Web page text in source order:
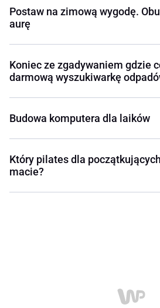
Postaw na zimową wygodę.
aurę
Koniec ze zgadywaniem gdzie
darmową wyszukiwarkę
Budowa komputera dla laików
Który pilates dla
macie?